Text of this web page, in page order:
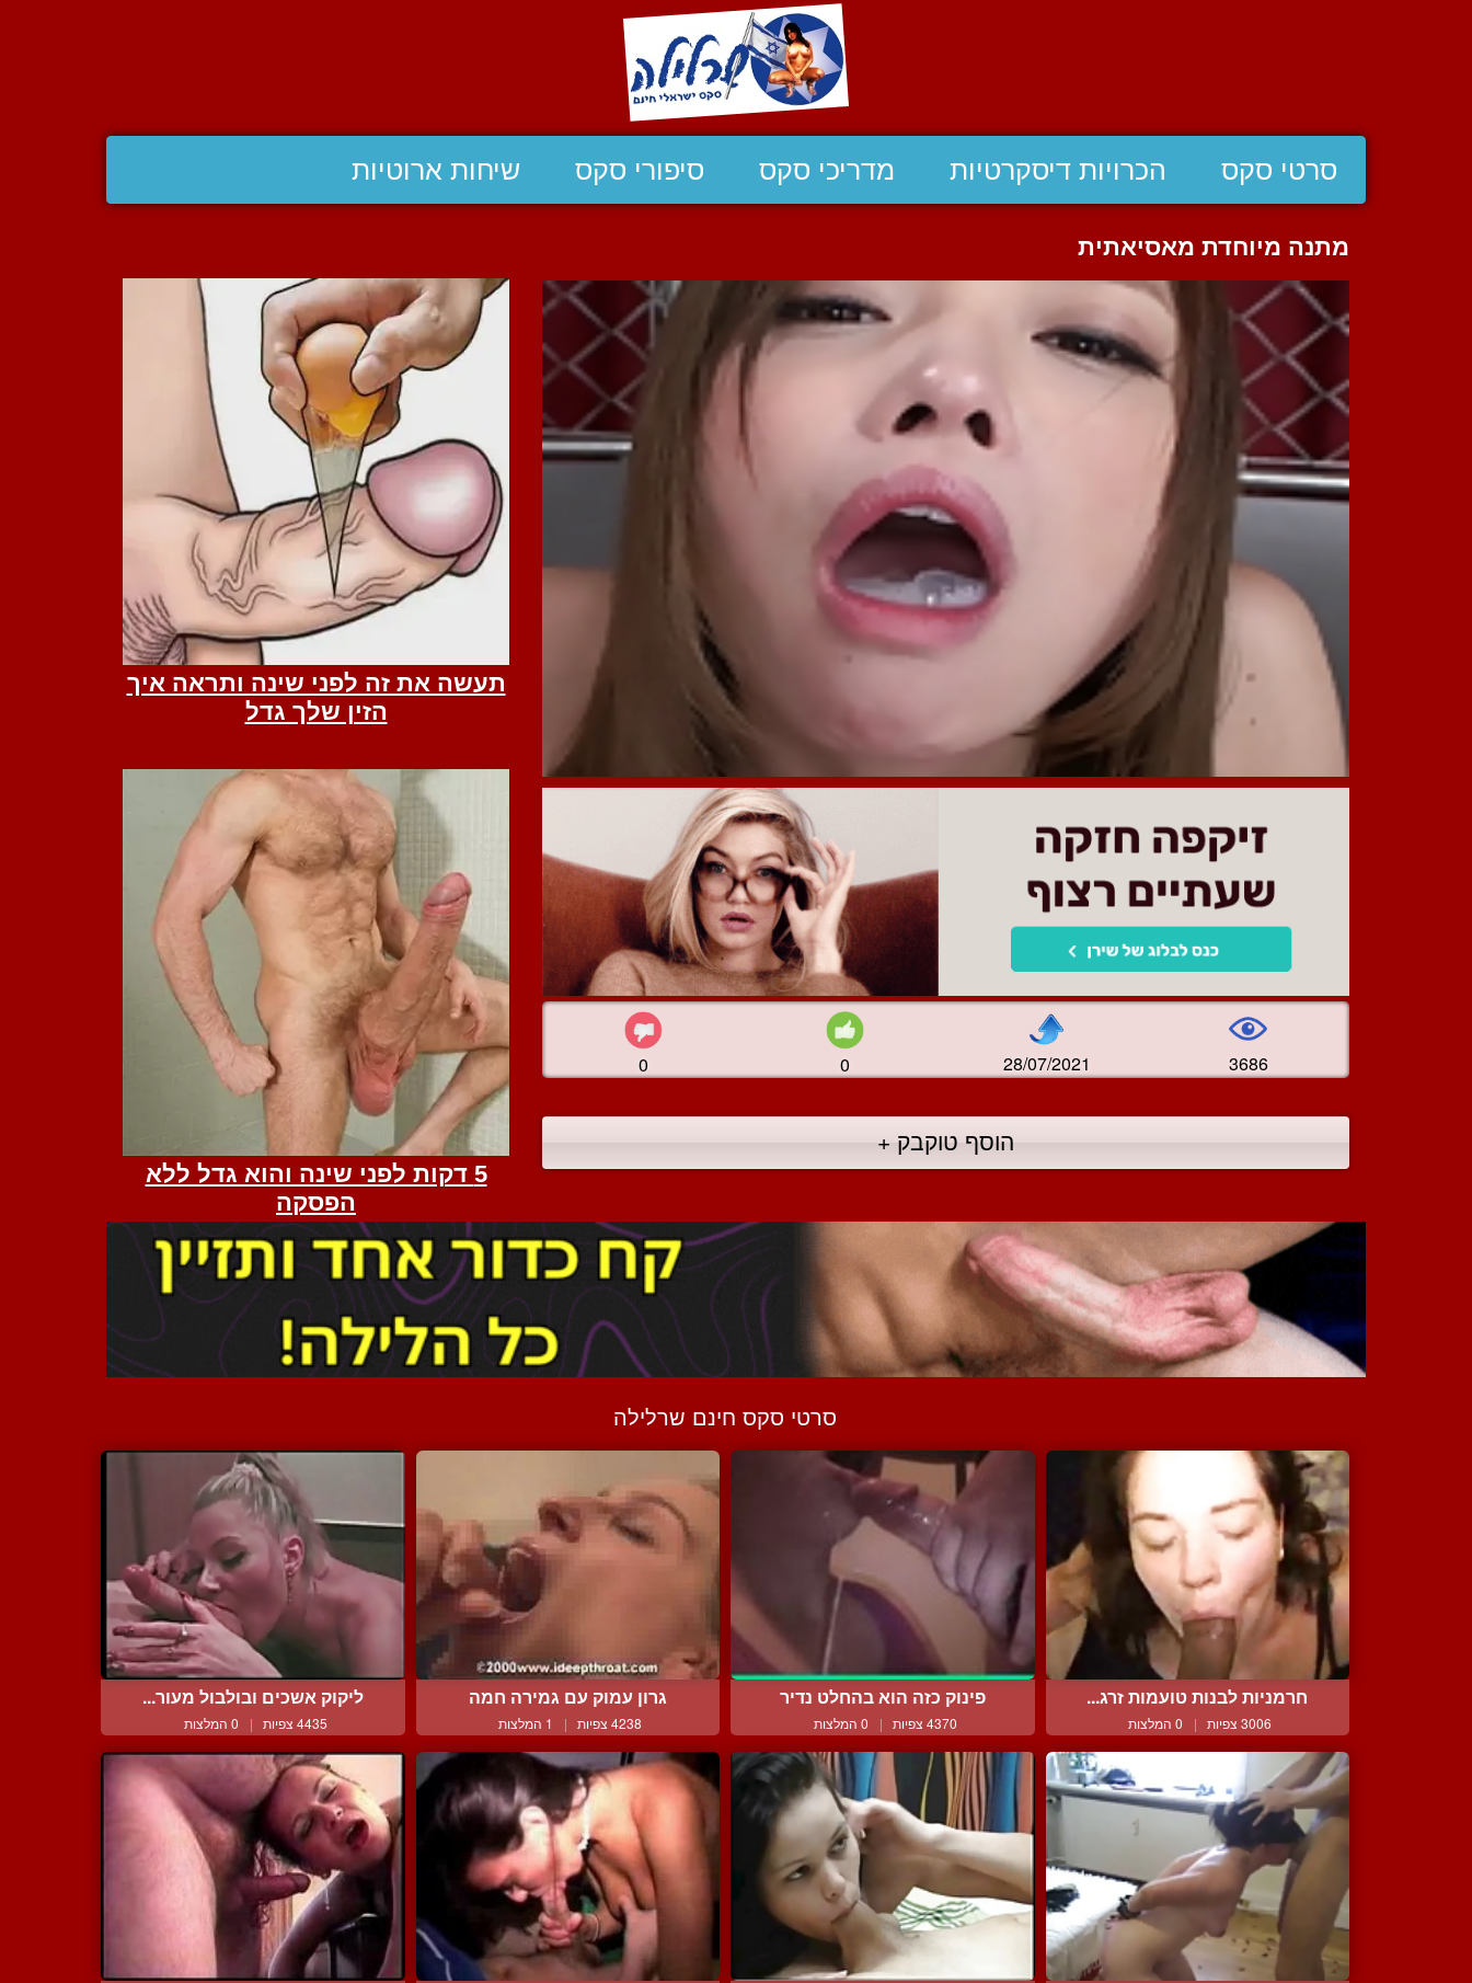
סרטי סקס הכרויות דיסקרטיות מדריכי סקס סיפורי סקס שיחות ארוטיות
מתנה מיוחדת מאסיאתית
0 0 28/07/2021 3686
הוסף טוקבק +
סרטי סקס חינם שרלילה
חרמניות לבנות טועמות זרג...
3006 צפיות | 0 המלצות
פינוק כזה הוא בהחלט נדיר
4370 צפיות | 0 המלצות
גרון עמוק עם גמירה חמה
4238 צפיות | 1 המלצות
ליקוק אשכים ובולבול מעור...
4435 צפיות | 0 המלצות